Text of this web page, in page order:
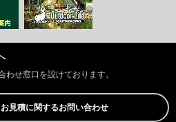
せ窓口を設けております。
見積に関するお問い合わせ